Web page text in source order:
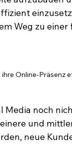
Weg zu
Online-Präsenz
Media noch
und
neue